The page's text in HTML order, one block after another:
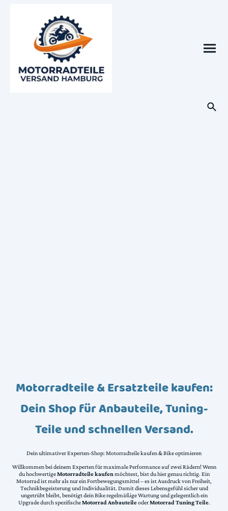
Motorradteile & Ersatzteile kaufen:
Dein Shop für Anbauteile, Tuning-
Teile und schnellen Versand.
Dein ultimativer Experten-Shop: Motorradteile kaufen & Bike optimieren
Willkommen bei deinem Experten für maximale Performance auf zwei Rädern! Wenn
du hochwertigeMotorradteile kaufen möchtest, bist du hier genau richtig. Ein
Motorrad ist mehr als nur ein Fortbewegungsmittel – es ist Ausdruck von Freiheit,
Technikbegeisterung und Individualität. Damit dieses Lebensgefühl sicher und
ungetrübt bleibt, benötigt dein Bike regelmäßige Wartung und gelegentlich ein
Upgrade durch spezifischeMotorrad AnbauteileoderMotorrad Tuning Teile.